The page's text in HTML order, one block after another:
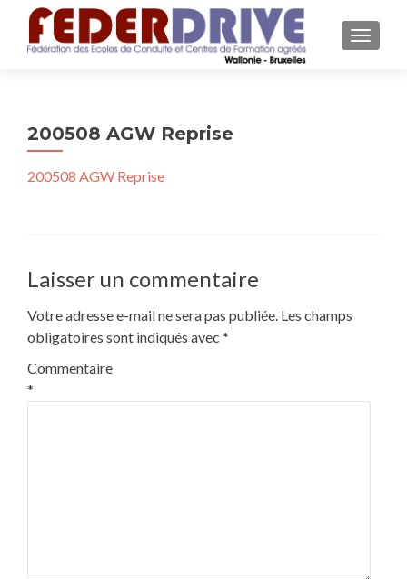
200508 AGW Reprise
200508 AGW Reprise
Laisser un commentaire
Votre adresse e-mail ne sera pas publiée. Les champs
obligatoires sont indiqués avec *
Commentaire
*